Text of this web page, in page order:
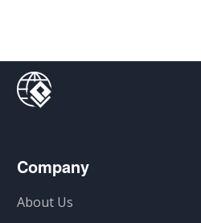
Company
About Us